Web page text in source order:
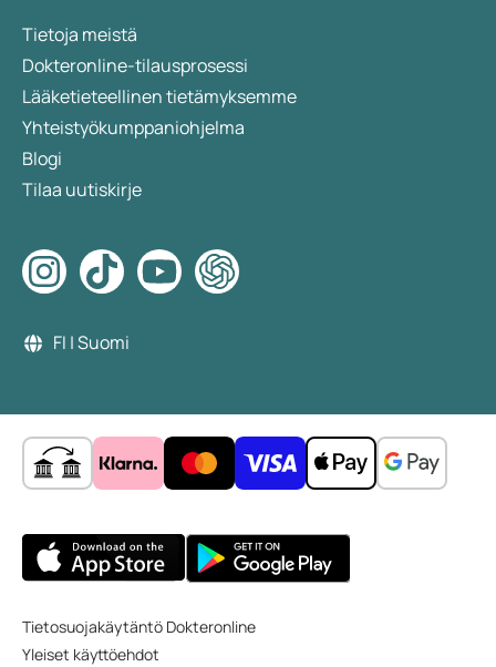
Tietoja meistä
Dokteronline-tilausprosessi
Lääketieteellinen tietämyksemme
Yhteistyökumppaniohjelma
Blogi
Tilaa uutiskirje
FI | Suomi
Tietosuojakäytäntö Dokteronline
Yleiset käyttöehdot